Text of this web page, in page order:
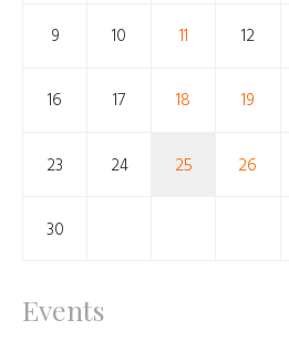
9 10 11 12
16 17 18 19
23 24 25 26
30
Events